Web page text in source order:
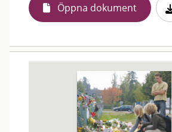
Öppna dokument